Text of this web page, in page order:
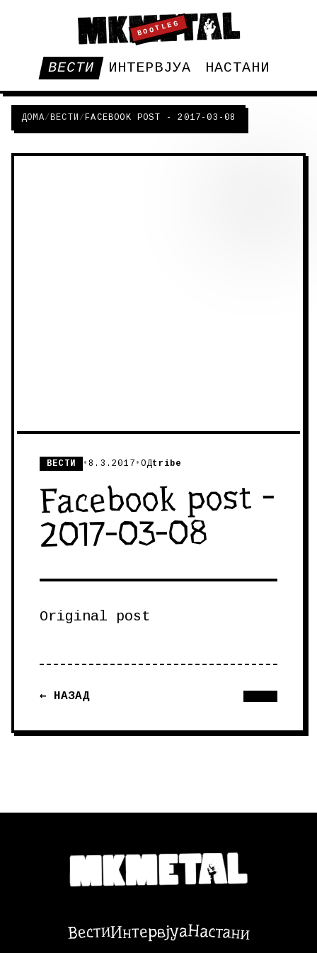
BOOTLEG
ВЕСТИ ИНТЕРВЈУА НАСТАНИ
ДОМА/ВЕСТИ /FACEBOOK POST - 2017-03-08
ВЕСТИ •8.3.2017 •ОДtribe
Facebook post -
2017-03-08
Original post
← НАЗАД
ВестиИнтервјуаНастани